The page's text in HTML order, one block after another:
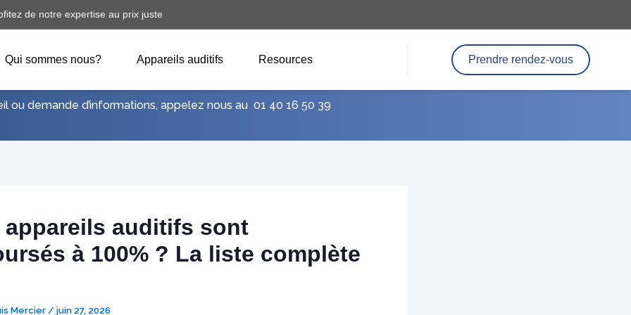
de notre expertise au prix juste
Qui sommes nous? Appareils auditifs Resources Prendre rendez-vous
ou demande d’informations, appelez nous au 01 40 16 50 39
appareils auditifs sont
à 100% ? La liste complète
Mercier/ juin 27, 2026